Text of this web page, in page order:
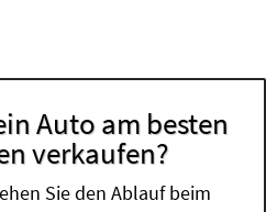
Auto am besten
verkaufen?
Sie den Ablauf beim